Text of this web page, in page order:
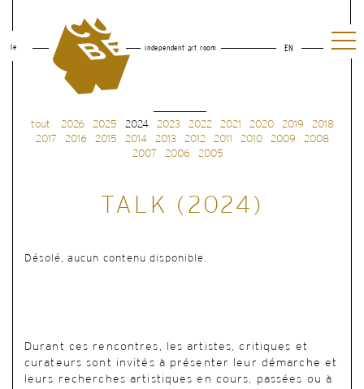
le independent art room EN
tout 2026 2025 2024 2023 2022 2021 2020 2019
2018
2017
2016 2015 2014 2013 2012 2011 2010 2009
2008
2007
2006 2005
TALK (2024)
Désolé, aucun contenu disponible.
Durant ces rencontres, les artistes, critiques et
curateurs sont invités à présenter leur démarche et
leurs recherches artistiques en cours, passées ou à